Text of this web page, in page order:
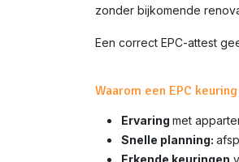
zonder bijkomende
Een correct EPC-attest
Waarom een EPC
Ervaring met
Snelle planning:
Erkende keuringen